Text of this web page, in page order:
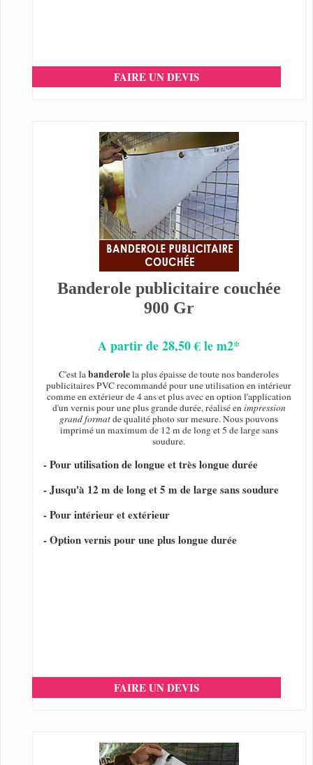
FAIRE UN DEVIS
Banderole publicitaire couchée
900 Gr
A partir de 28,50 € le m2*
C'est labanderolela plus épaisse de toute nos banderoles
publicitaires PVC recommandé pour une utilisation en intérieur
comme en extérieur de 4 ans et plus avec en option l'application
d'un vernis pour une plus grande durée, réalisé enimpression
grand formatde qualité photo sur mesure. Nous pouvons
imprimé un maximum de 12 m de long et 5 de large sans
soudure.
- Pour utilisation de longue et très longue durée
- Jusqu'à 12 m de long et 5 m de large sans soudure
- Pour intérieur et extérieur
- Option vernis pour une plus longue durée
FAIRE UN DEVIS